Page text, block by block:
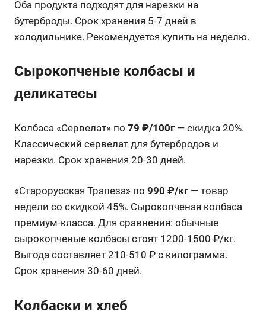
Оба продукта подходят для нарезки на
бутерброды. Срок хранения 5-7 дней в
холодильнике. Рекомендуется купить на неделю.
Сырокопченые колбасы и
деликатесы
Колбаса «Сервелат» по 79 ₽/100г — скидка 20%.
Классический сервелат для бутербродов и
нарезки. Срок хранения 20-30 дней.
«Старорусская Трапеза» по 990 ₽/кг — товар
недели со скидкой 45%. Сырокопченая колбаса
премиум-класса. Для сравнения: обычные
сырокопченые колбасы стоят 1200-1500 ₽/кг.
Выгода составляет 210-510 ₽ с килограмма.
Срок хранения 30-60 дней.
Колбаски и хлеб